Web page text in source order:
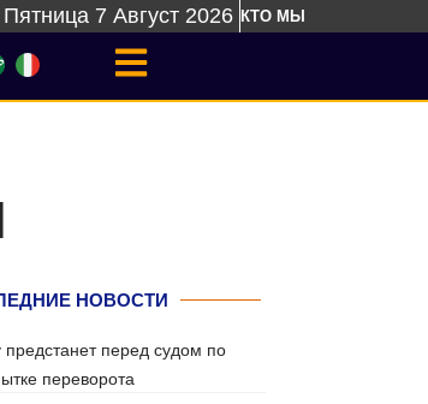
Пятница 7 Август 2026 КТО МЫ
НОВОСТИ
предстанет перед судом по
переворота